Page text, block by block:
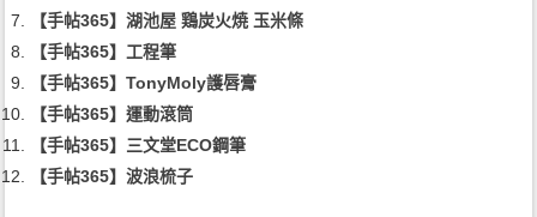
【手帖365】湖池屋 鶏炭火焼 玉米條
【手帖365】工程筆
【手帖365】TonyMoly護唇膏
【手帖365】運動滾筒
【手帖365】三文堂ECO鋼筆
【手帖365】波浪梳子